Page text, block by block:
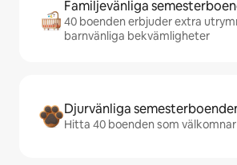
Familjevänliga
40 boenden erbjuder extra
barnvänliga bekvämligheter
Djurvänliga
Hitta 40 boenden som